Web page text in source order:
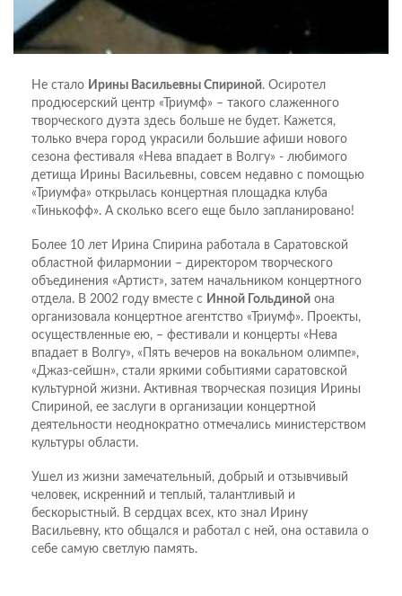
Не стало Ирины Васильевны Спириной. Осиротел
продюсерский центр «Триумф» – такого слаженного
творческого дуэта здесь больше не будет. Кажется,
только вчера город украсили большие афиши нового
сезона фестиваля «Нева впадает в Волгу» - любимого
детища Ирины Васильевны, совсем недавно с помощью
«Триумфа» открылась концертная площадка клуба
«Тинькофф». А сколько всего еще было запланировано!
Более 10 лет Ирина Спирина работала в Саратовской
областной филармонии – директором творческого
объединения «Артист», затем начальником концертного
отдела. В 2002 году вместе с Инной Гольдиной она
организовала концертное агентство «Триумф». Проекты,
осуществленные ею, – фестивали и концерты «Нева
впадает в Волгу», «Пять вечеров на вокальном олимпе»,
«Джаз-сейшн», стали яркими событиями саратовской
культурной жизни. Активная творческая позиция Ирины
Спириной, ее заслуги в организации концертной
деятельности неоднократно отмечались министерством
культуры области.
Ушел из жизни замечательный, добрый и отзывчивый
человек, искренний и теплый, талантливый и
бескорыстный. В сердцах всех, кто знал Ирину
Васильевну, кто общался и работал с ней, она оставила о
себе самую светлую память.